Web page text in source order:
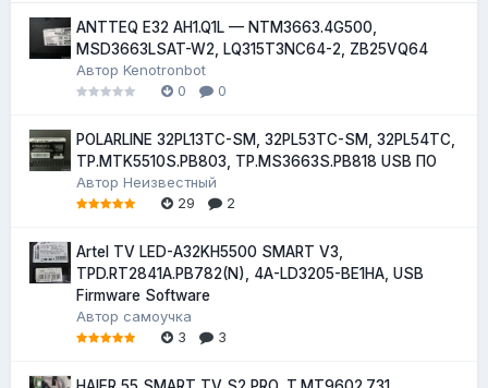
ANTTEQ E32 AH1.Q1L — NTM3663.4G500,
MSD3663LSAT-W2, LQ315T3NC64-2, ZB25VQ64
Автор Kenotronbot
0
0
POLARLINE 32PL13TC-SM, 32PL53TC-SM, 32PL54TC,
TP.MTK5510S.PB803, TP.MS3663S.PB818 USB ПО
Автор Неизвестный
29
2
Artel TV LED-A32KH5500 SMART V3,
TPD.RT2841A.PB782(N), 4A-LD3205-BE1HA, USB
Firmware Software
Автор самоучка
3
3